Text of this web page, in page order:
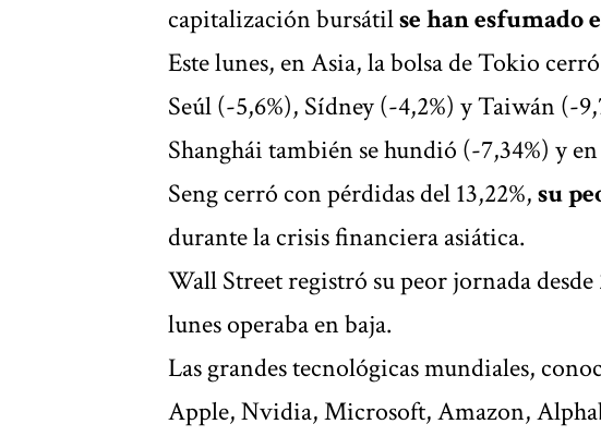
capitalización bursátilse han esfumado
Este lunes, en Asia, la bolsa de Tokio
Seúl (-5,6%), Sídney (-4,2%) y Taiwán (-
Shanghái también se hundió (-7,34%) y
Seng cerró con pérdidas del 13,22%,su
durante la crisis financiera asiática.
Wall Street registró su peor jornada desde
lunes operaba en baja.
Lasgrandes tecnológicas mundiales,
Apple, Nvidia, Microsoft, Amazon,